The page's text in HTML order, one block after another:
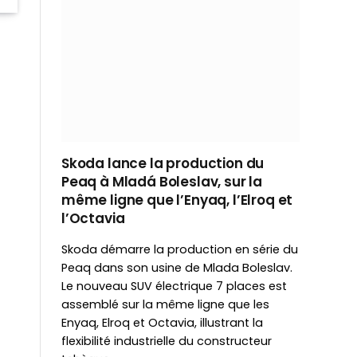
Skoda lance la production du
Peaq à Mladá Boleslav, sur la
même ligne que l’Enyaq, l’Elroq et
l’Octavia
Skoda démarre la production en série du
Peaq dans son usine de Mlada Boleslav.
Le nouveau SUV électrique 7 places est
assemblé sur la même ligne que les
Enyaq, Elroq et Octavia, illustrant la
flexibilité industrielle du constructeur